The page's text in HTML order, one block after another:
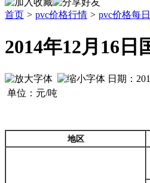
首页 > pvc价格行情 > pvc价格每
2014年12月16
日期：
单位：元/吨
地区